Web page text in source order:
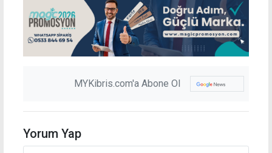
MYKibris.com'a Abone Ol
Yorum Yap